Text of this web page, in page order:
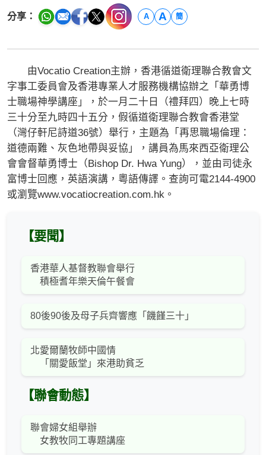
分享： A A 簡
由Vocatio Creation主辦，香港循道衛理聯合教會文
字事工委員會及香港專業人才服務機構協辦之「華勇博
士職場神學講座」，於一月二十日（禮拜四）晚上七時
三十分至九時四十五分，假循道衛理聯合教會香港堂
（灣仔軒尼詩道36號）舉行，主題為「再思職場倫理：
道德兩難、灰色地帶與妥協」，講員為馬來西亞衛理公
會會督華勇博士（Bishop Dr. Hwa Yung），並由司徒永
富博士回應，英語演講，粵語傳譯。查詢可電2144-4900
或瀏覽www.vocatiocreation.com.hk。
【要聞】
香港華人基督教聯會舉行
積極耆年樂天倫午餐會
80後90後及母子兵齊響應「饑饉三十」
北愛爾蘭牧師中國情
「關愛飯堂」來港助貧乏
【聯會動態】
聯會婦女組舉辦
女教牧同工專題講座